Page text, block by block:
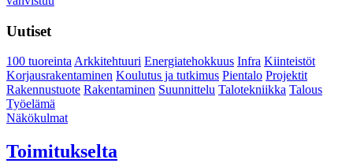
Uutiset
100 tuoreintaArkkitehtuuri Energiatehokkuus Infra Kiinteistöt
Korjausrakentaminen Koulutus ja tutkimus Pientalo Projektit
Rakennustuote Rakentaminen Suunnittelu Talotekniikka Talous
Työelämä
Näkökulmat
Toimitukselta